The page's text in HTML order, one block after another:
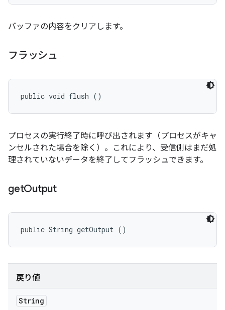
バッファの内容をクリアします。
フラッシュ
public void flush ()
プロセスの実行終了時に呼び出されます（プロセスがキャ
ンセルされた場合を除く）。これにより、受信側はまだ処
理されていないデータを終了してフラッシュできます。
getOutput
public String getOutput ()
戻り値
String